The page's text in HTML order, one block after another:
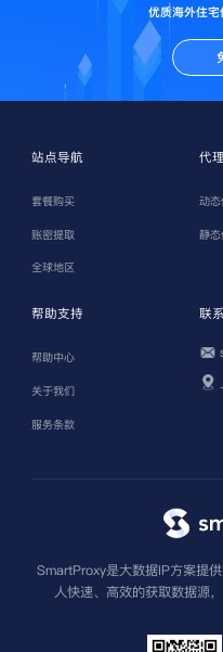
优质海外住
站点导航
套餐购买
账密提取
全球地区
代
动
静
帮助支持
帮助中心
关于我们
服务条款
联
SmartProxy是大数据IP方案提
人快速、高效的获取数据源